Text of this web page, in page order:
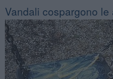
Vandali cospargono